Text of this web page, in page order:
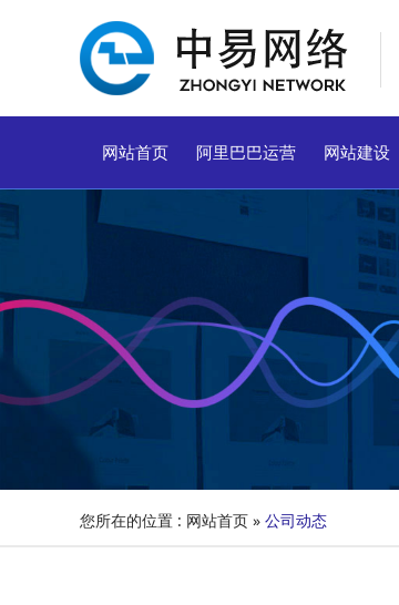
网站首页 阿里巴巴运营 网站建设
您所在的位置 : 网站首页 » 公司动态